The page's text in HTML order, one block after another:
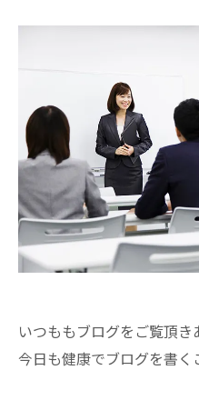
いつももブログをご覧頂き
今日も健康でブログを書く